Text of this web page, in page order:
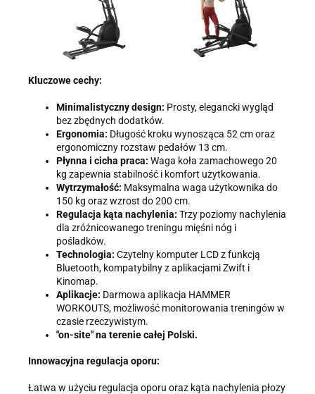
Kluczowe cechy:
Minimalistyczny design: Prosty, elegancki wygląd
bez zbędnych dodatków.
Ergonomia: Długość kroku wynosząca 52 cm oraz
ergonomiczny rozstaw pedałów 13 cm.
Płynna i cicha praca: Waga koła zamachowego 20
kg zapewnia stabilność i komfort użytkowania.
Wytrzymałość: Maksymalna waga użytkownika do
150 kg oraz wzrost do 200 cm.
Regulacja kąta nachylenia: Trzy poziomy nachylenia
dla zróżnicowanego treningu mięśni nóg i
pośladków.
Technologia: Czytelny komputer LCD z funkcją
Bluetooth, kompatybilny z aplikacjami Zwift i
Kinomap.
Aplikacje: Darmowa aplikacja HAMMER
WORKOUTS, możliwość monitorowania treningów w
czasie rzeczywistym.
"on-site" na terenie całej Polski.
Innowacyjna regulacja oporu:
Łatwa w użyciu regulacja oporu oraz kąta nachylenia płozy